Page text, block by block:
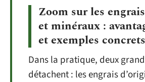
Zoom sur les
et minéraux :
et exemples concrets
Dans la pratique, deux
détachent : les engrais